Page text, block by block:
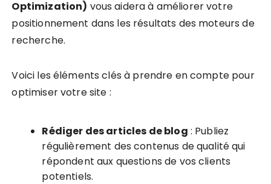
Optimization) vous aidera à améliorer votre
positionnement dans les résultats des moteurs de
recherche.
Voici les éléments clés à prendre en compte pour
optimiser votre site :
Rédiger des articles de blog : Publiez
régulièrement des contenus de qualité qui
répondent aux questions de vos clients
potentiels.